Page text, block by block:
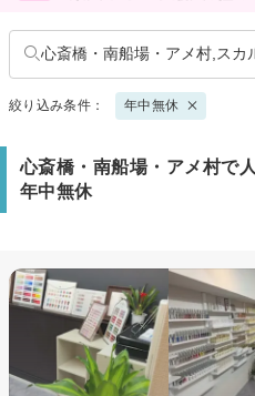
心斎橋・南船場・アメ村,スカ
絞り込み条件： 年中無休
心斎橋・南船場・アメ村で
年中無休